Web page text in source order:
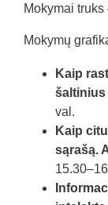
Mokymai truks
Mokymų
Kaip
šaltinius
val.
Kaip
sąrašą.